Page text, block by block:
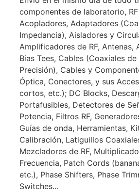
componentes de laboratorio,
Acopladores, Adaptadores
Impedancia), Aisladores y
Amplificadores de RF, Antenas,
Bias Tees, Cables (Coaxiales
Precisión), Cables y
Óptica, Conectores, y sus
cortos, etc.); DC Blocks,
Portafusibles, Detectores de
Potencia, Filtros RF,
Guías de onda, Herramientas,
Calibración, Latiguillos
Mezcladores de RF,
Frecuencia, Patch Cords
etc.), Phase Shifters, Phase
Switches…